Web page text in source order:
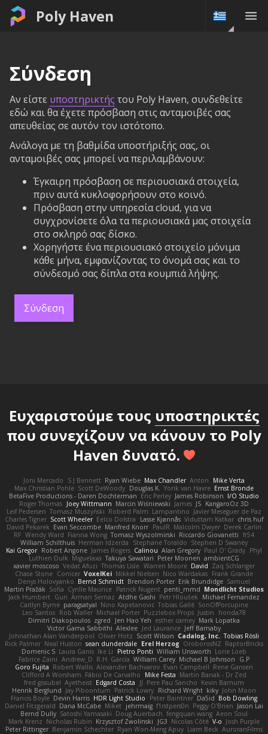
Poly Haven
Σύνδεση
Αν είστε υποστηρικτής του Poly Haven, συνδεθείτε
εδώ και θα έχετε πρόσβαση στις ανταμοιβές σας
απευθείας σε αυτόν τον ιστότοπο.
Ανάλογα με τη βαθμίδα υποστήριξής σας, οι
ανταμοιβές σας μπορεί να περιλαμβάνουν:
Έγκαιρη πρόσβαση σε περιουσιακά στοιχεία,
πριν αυτά κυκλοφορήσουν στο κοινό.
Πρόσβαση στην υπηρεσία cloud, για να
συγχρονίσετε όλα τα περιουσιακά μας στοιχεία
στο σκληρό σας δίσκο.
Χορηγήστε ένα περιουσιακό στοιχείο μόνιμα
κάθε μήνα, εμφανίζοντας το όνομά σας και το
σύνδεσμό σας δίπλα στα κουμπιά λήψης.
Σύνδεση
Ευχαριστούμε τους υποστηρικτές
που συνεχίζουν να κάνουν το Poly
Haven δυνατό.
Joni Mercado S J Bennett Ryan Wiebe Max Chandler Anton
Mike Verta
Max Christian Pohle Scott DeWoody Douglas K. Yorik van Havre Ernst Bronde
BetaFive Productions - Daren Dochterman Eric Perley James Robinson I/O Studio
Roger Thomas Joey Wittmann Marcin Wiśniewski James JS KangaroOz 3D
Leif Pedersen Tomasz Muszyński Roberd Palm Lampantino Javier Meseguer de Paz
Charles Tigner Scott Wheeler Eelco Dolstra Lasse Kjønnås Viduttam Katkar chris huf
David Pekarek Evan Seccombe Manfred Knorr PaulR Malcolm Dwyer Derek Carlin
RF Wendy Ward Fianna Wong Tomasz Wyszolmirski Riccardo Giovanetti fr54
William Schilthuis Herman Idzerda Stephane Toraldo Stephen D Swaney
Kai Gregor Robert Angone James Rogers Calinou Alan Gregory Paul O' Grady Phyl
Luthien Dulk Miguelaxa Takuya Sawatari Peter Moonen ambientCG
xavier moscoso Vedat Afuzi Thomas Lisle Warren Moore David Zaq Schlanger
Chase Stone Conicer VoxelKei Mikkel Nielsen Nico Wardakas Frank Grande
Denys Holovyanko Bernd Schmidt Brendon Porter Erik Brundidge Samuel
Martin Pražák Sofia Cyrille Maurice Patrick Nugent penti_mmd Mondlicht Studios
Jack Humbert Gun Arman Sernaz Atdhe Gashi Petr Hloušek
Michael Fernandez
Caitlyn Byrne paragsatyal Nino Kapetanovic Tobias Gallé SonOfPorcupine
Leo Santos Rob Waller Michael Porter Puzzlebox Props Justin
honda78
Dimitri Diakopoulos zgred Jen Hao Yeh esther carney Mark Lopatka
Victor Gama Sabbithi Alexlee Jed Laurance Jeff Barnaby
Johnathan Alan Vanderpool Oliver Hotz Scott Wilson Cadalog, Inc. Tobias Rösli
Rick Palmer Neal Huston sean dunderdale Erel Herzog OroborosNZ RaptorBricks
Domenic S Laura Ganis Ike Li Pietro Ponti William Unsworth Lorie Loeb
Fabrice Zaini Andrew_D R.H. García William Carey Michael B Johnson
G.P
Goro Fujita Robert Wallis Alexander Bachvarov Evan Campbell Rene Gansen
Clifford A Worsham Fábio De Carvalho Mike Festa Martin Banak - Dr Zed
fred gissubel Ayetheist Edgard Costa JJ Pere Pau Sancho Kevin Barnum
Henrik Berglund Jay Piboontum Patrick Lowry Richard Wright kiky John Moon
Francis Boyle Devin Harris HDR Light Studio Peter Baintner Da5id Bob Dowling
Daniel Fitzgerald Dana McCabe Miket jehrmaig f1rstpers0n Peggy O'Brien Jason Lai
Bernd Dully Satoshi Yamasaki Doug Auerbach fengquan wang Aeon Soul
Mark Krenz Nicholas Rubin Krzysztof Zwolinski JG3 Nicolas Côté V-o Josh Purple
Peter Rittinger Benjamin Schechter Ryan Won-Meng Apuy Liam Beck AuroranFilms